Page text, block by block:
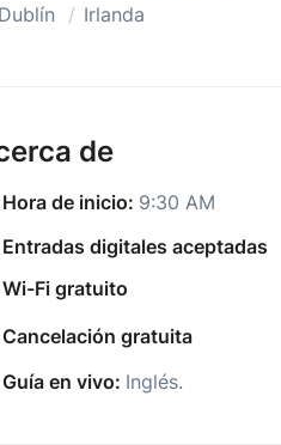
Dublín Irlanda
de
Hora de inicio: 9:30 AM
Entradas digitales aceptadas
Wi-Fi gratuito
Cancelación gratuita
Guía en vivo: Inglés.